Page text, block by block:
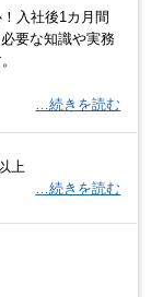
入社後1カ月間
要な知識や実務
…続きを読む
上
…続きを読む